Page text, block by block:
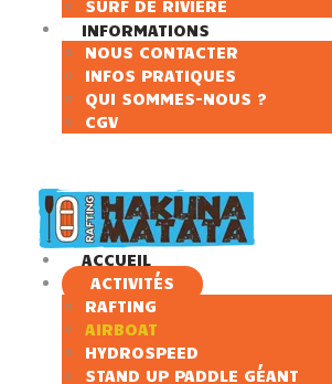
SURF DE RIVIÈRE
INFORMATIONS
NOUS CONTACTER
INFOS PRATIQUES
QUI SOMMES-NOUS ?
CGV
ACCUEIL
ACTIVITÉS
RAFTING
AIRBOAT
HYDROSPEED
STAND UP PADDLE GÉANT